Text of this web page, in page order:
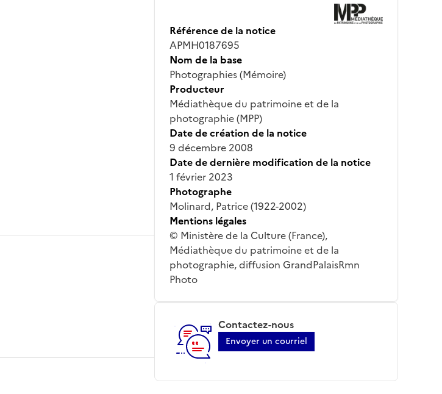
Référence de la notice
APMH0187695
Nom de la base
Photographies (Mémoire)
Producteur
Médiathèque du patrimoine et de la
photographie (MPP)
Date de création de la notice
9 décembre 2008
Date de dernière modification de la notice
1 février 2023
Photographe
Molinard, Patrice (1922-2002)
Mentions légales
© Ministère de la Culture (France),
Médiathèque du patrimoine et de la
photographie, diffusion GrandPalaisRmn
Photo
Contactez-nous
Envoyer un courriel